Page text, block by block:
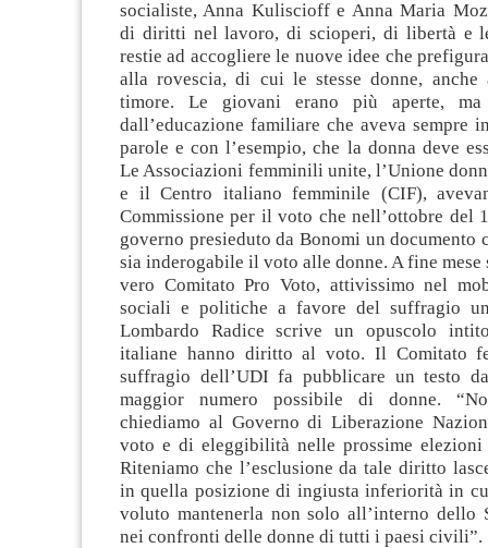
socialiste, Anna Kuliscioff e Anna Maria
di diritti nel lavoro, di scioperi, di libertà e
restie ad accogliere le nuove idee che
alla rovescia, di cui le stesse donne, anche
timore. Le giovani erano più aperte, ma
dall’educazione familiare che aveva sempre
parole e con l’esempio, che la donna deve
Le Associazioni femminili unite, l’Unione
e il Centro italiano femminile (CIF),
Commissione per il voto che nell’ottobre del
governo presieduto da Bonomi un documento
sia inderogabile il voto alle donne. A fine mese
vero Comitato Pro Voto, attivissimo nel
sociali e politiche a favore del suffragio
Lombardo Radice scrive un opuscolo
italiane hanno diritto al voto. Il Comitato
suffragio dell’UDI fa pubblicare un testo
maggior numero possibile di donne.
chiediamo al Governo di Liberazione
voto e di eleggibilità nelle prossime elezioni
Riteniamo che l’esclusione da tale diritto
in quella posizione di ingiusta inferiorità in
voluto mantenerla non solo all’interno dello
nei confronti delle donne di tutti i paesi civili”.